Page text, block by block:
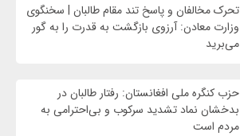
تحرک مخالفان و پاسخ تند مقام طالبان | سخنگوی
وزارت معادن: آرزوی بازگشت به قدرت را به گور
می‌برید
حزب کنگره ملی افغانستان: رفتار طالبان در
بدخشان نماد تشدید سرکوب و بی‌احترامی به
مردم است